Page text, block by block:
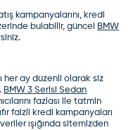
kampanyalarını, kredi
bulabilir, güncel
BMW
her ay düzenli olarak siz
BMW 3 Serisi Sedan
fazlası ile tatmin
faizli kredi kampanyaları
ışığında sitemizden